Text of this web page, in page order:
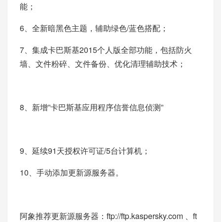
能；
6、全新暗黑色主题，辅助绿色/蓝色搭配；
7、集成卡巴斯基2015个人版全部功能，包括防火
墙、文件粉碎、文件备份、优化清理辅助技术；
8、新增”卡巴斯基应用程序信誉信息侦测”
9、延续91天授权许可证/5台计算机；
10、手动添加更新源服务器。
阿象推荐更新源服务器： ftp://ftp.kaspersky.com 、 ft